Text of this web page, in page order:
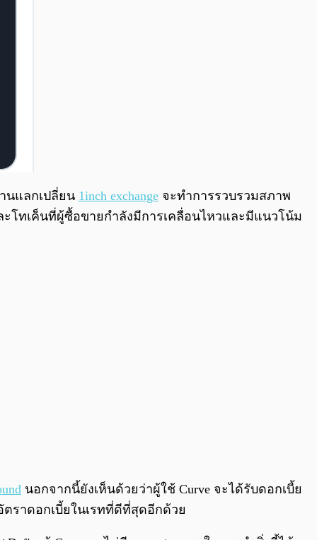
นแลกเปลี่ยน 1inch exchange จะทำการรวบรวมสภาพ
โทเค็นที่ผู้ซื้อขายกำลังมีการเคลื่อนไหวและมีแนวโน้ม
นอกจากนี้ยังเห็นด้วยว่าผู้ใช้ Curve จะได้รับดอกเบี้ย
ราดอกเบี้ยในเรทที่ดีที่สุดอีกด้วย